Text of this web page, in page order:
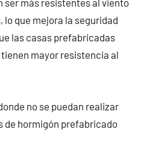
ser más resistentes al viento
que mejora la seguridad
las casas prefabricadas
mayor resistencia al
no se puedan realizar
de hormigón prefabricado